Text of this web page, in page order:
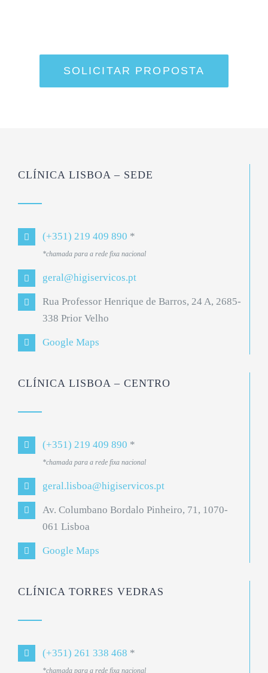
SOLICITAR PROPOSTA
CLÍNICA LISBOA – SEDE
(+351) 219 409 890 *
*chamada para a rede fixa nacional
geral@higiservicos.pt
Rua Professor Henrique de Barros, 24 A, 2685-
338 Prior Velho
Google Maps
CLÍNICA LISBOA – CENTRO
(+351) 219 409 890 *
*chamada para a rede fixa nacional
geral.lisboa@higiservicos.pt
Av. Columbano Bordalo Pinheiro, 71, 1070-
061 Lisboa
Google Maps
CLÍNICA TORRES VEDRAS
(+351) 261 338 468 *
*chamada para a rede fixa nacional